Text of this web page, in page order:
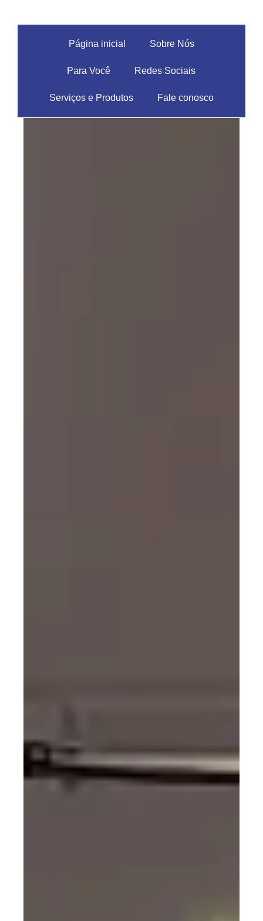
Página inicial Sobre Nós
Para Você Redes Sociais
Serviços e Produtos Fale conosco